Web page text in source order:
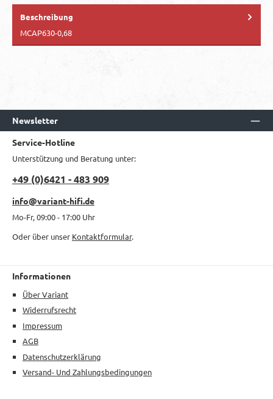
Beschreibung
MCAP630-0,68
Newsletter
Service-Hotline
Unterstützung und Beratung unter:
+49 (0)6421 - 483 909
info@variant-hifi.de
Mo-Fr, 09:00 - 17:00 Uhr
Oder über unser Kontaktformular.
Informationen
Über Variant
Widerrufsrecht
Impressum
AGB
Datenschutzerklärung
Versand- Und Zahlungsbedingungen